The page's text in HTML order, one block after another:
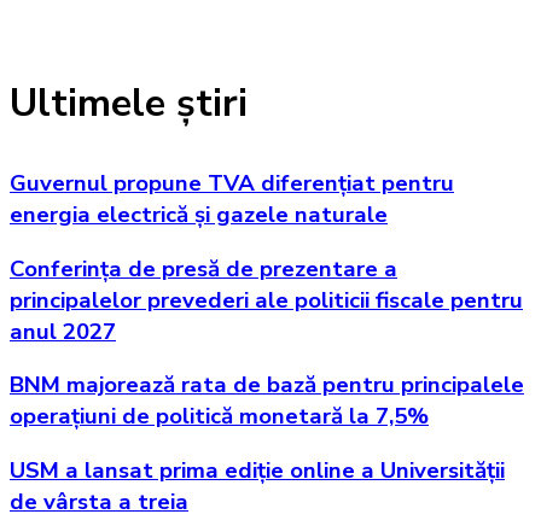
Ultimele știri
Guvernul propune TVA diferențiat pentru
energia electrică și gazele naturale
Conferința de presă de prezentare a
principalelor prevederi ale politicii fiscale pentru
anul 2027
BNM majorează rata de bază pentru principalele
operațiuni de politică monetară la 7,5%
USM a lansat prima ediție online a Universității
de vârsta a treia